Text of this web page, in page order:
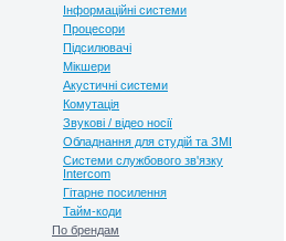
Інформаційні системи
Процесори
Підсилювачі
Мікшери
Акустичні системи
Комутація
Звукові / відео носії
Обладнання для студій та ЗМІ
Системи службового зв'язку
Intercom
Гітарне посилення
Тайм-коди
По брендам